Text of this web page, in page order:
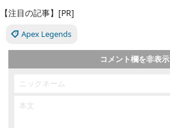
【注目の記事】[PR]
Apex Legends
コメント欄を非表示